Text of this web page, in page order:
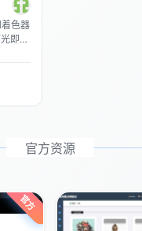
色器
即可
官方资源
官方